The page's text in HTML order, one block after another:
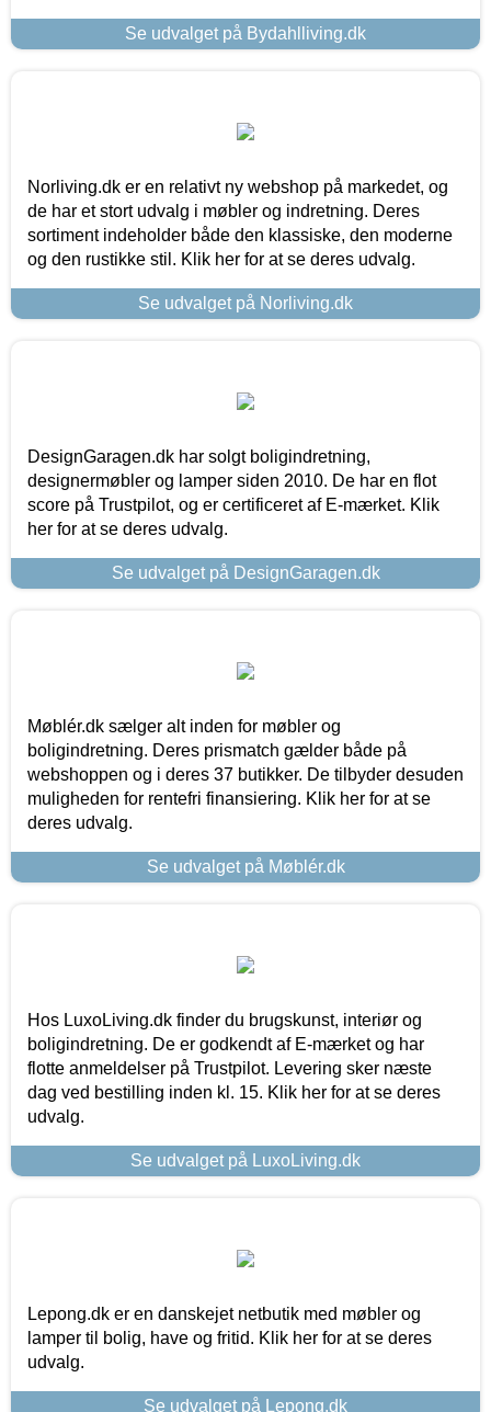
Se udvalget på Bydahlliving.dk
Norliving.dk er en relativt ny webshop på markedet, og
de har et stort udvalg i møbler og indretning. Deres
sortiment indeholder både den klassiske, den moderne
og den rustikke stil. Klik her for at se deres udvalg.
Se udvalget på Norliving.dk
DesignGaragen.dk har solgt boligindretning,
designermøbler og lamper siden 2010. De har en flot
score på Trustpilot, og er certificeret af E-mærket. Klik
her for at se deres udvalg.
Se udvalget på DesignGaragen.dk
Møblér.dk sælger alt inden for møbler og
boligindretning. Deres prismatch gælder både på
webshoppen og i deres 37 butikker. De tilbyder desuden
muligheden for rentefri finansiering. Klik her for at se
deres udvalg.
Se udvalget på Møblér.dk
Hos LuxoLiving.dk finder du brugskunst, interiør og
boligindretning. De er godkendt af E-mærket og har
flotte anmeldelser på Trustpilot. Levering sker næste
dag ved bestilling inden kl. 15. Klik her for at se deres
udvalg.
Se udvalget på LuxoLiving.dk
Lepong.dk er en danskejet netbutik med møbler og
lamper til bolig, have og fritid. Klik her for at se deres
udvalg.
Se udvalget på Lepong.dk